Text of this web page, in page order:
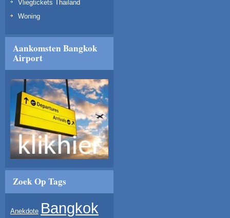
Vliegtickets Thailand
Woning
Aankomsten Bangkok
Airport
Zoek Op Tags
Anekdote Bangkok